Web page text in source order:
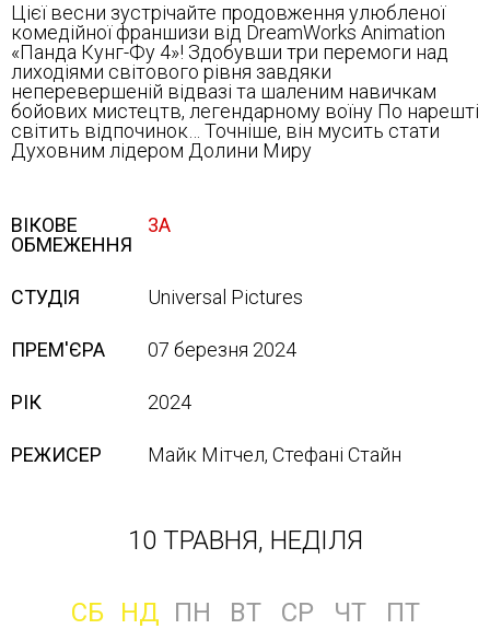
Цієї весни зустрічайте продовження улюбленої
комедійної франшизи від DreamWorks Animation
«Панда Кунг-Фу 4»! Здобувши три перемоги над
лиходіями світового рівня завдяки
неперевершеній відвазі та шаленим навичкам
бойових мистецтв, легендарному воїну По нарешті
світить відпочинок… Точніше, він мусить стати
Духовним лідером Долини Миру
ВІКОВЕ
ОБМЕЖЕННЯ
3А
СТУДІЯ Universal Pictures
ПРЕМ'ЄРА 07 березня 2024
РІК 2024
РЕЖИСЕР Майк Мітчел, Стефані Стайн
10 ТРАВНЯ, НЕДІЛЯ
СБ НД ПН ВТ СР ЧТ
ПТ